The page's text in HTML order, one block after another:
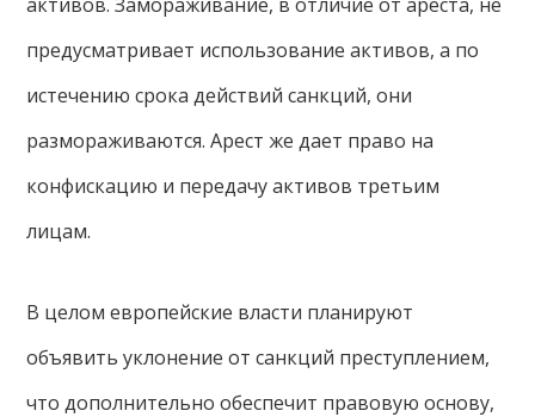
предусматривает использование активов, а по
истечению срока действий санкций, они
размораживаются. Арест же дает право на
конфискацию и передачу активов третьим
лицам.
В целом европейские власти планируют
объявить уклонение от санкций преступлением,
что дополнительно обеспечит правовую основу,